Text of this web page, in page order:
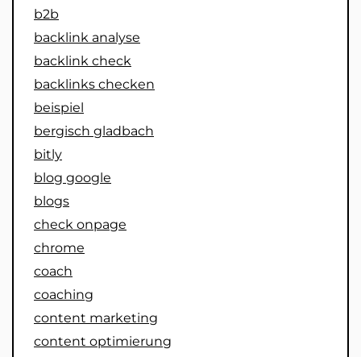
b2b
backlink analyse
backlink check
backlinks checken
beispiel
bergisch gladbach
bitly
blog google
blogs
check onpage
chrome
coach
coaching
content marketing
content optimierung